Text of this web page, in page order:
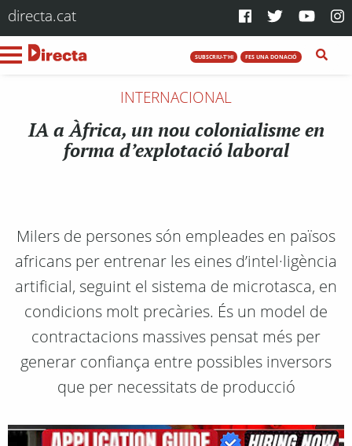
directa.cat
SUBSCRIU-T'HI FES UNA DONACIÓ
INTERNACIONAL
IA a Àfrica, un nou colonialisme en
forma d’explotació laboral
Milers de persones són empleades en països
africans per entrenar les eines d’intel·ligència
artificial, seguint el sistema de microtasca, en
condicions molt precàries. És un model de
contractacions massives pensat més per
generar confiança entre possibles inversors
que per necessitats de producció